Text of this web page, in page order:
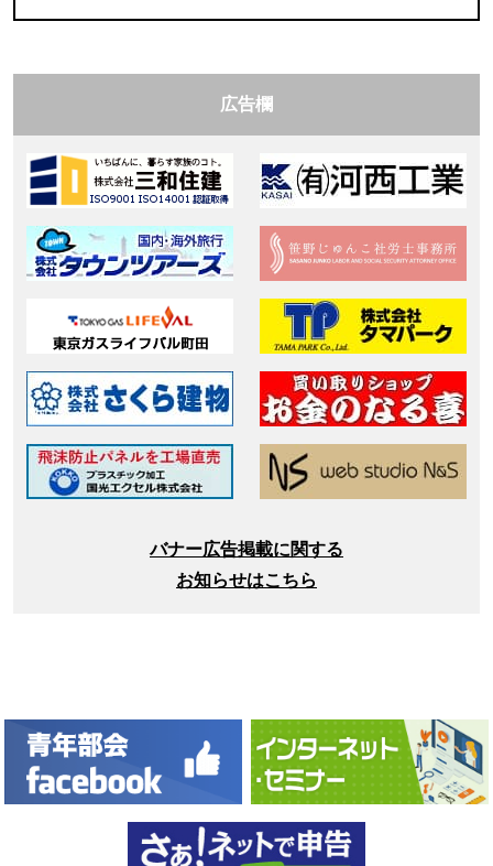
広告欄
バナー広告掲載に関する
お知らせはこちら